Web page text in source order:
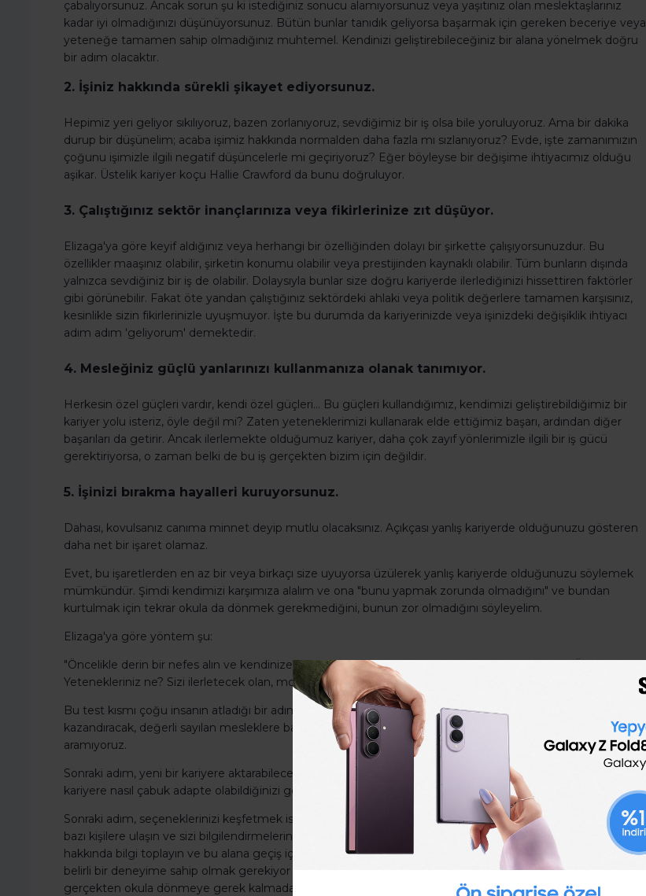
çabalıyorsunuz. Ancak sorun şu ki istediğiniz sonucu alamıyorsunuz veya yaşıtınız olan meslektaşlarınız
kadar iyi olmadığınızı düşünüyorsunuz. Bütün bunlar tanıdık geliyorsa başarmak için gereken beceriye veya
yeteneğe tamamen sahip olmadığınız muhtemel. Kendinizi geliştirebileceğiniz bir alana yönelmek doğru
bir adım olacaktır.
2. İşiniz hakkında sürekli şikayet ediyorsunuz.
Hepimiz yeri geliyor sıkılıyoruz, bazen zorlanıyoruz, sevdiğimiz bir iş olsa bile yoruluyoruz. Ama bir dakika
durup bir düşünelim; acaba işimiz hakkında normalden daha fazla mı sızlanıyoruz? Evde, işte zamanımızın
çoğunu işimizle ilgili negatif düşüncelerle mi geçiriyoruz? Eğer böyleyse bir değişime ihtiyacımız olduğu
aşikar. Üstelik kariyer koçu Hallie Crawford da bunu doğruluyor.
3. Çalıştığınız sektör inançlarınıza veya fikirlerinize zıt düşüyor.
Elizaga'ya göre keyif aldığınız veya herhangi bir özelliğinden dolayı bir şirkette çalışıyorsunuzdur. Bu
özellikler maaşınız olabilir, şirketin konumu olabilir veya prestijinden kaynaklı olabilir. Tüm bunların dışında
yalnızca sevdiğiniz bir iş de olabilir. Dolaysıyla bunlar size doğru kariyerde ilerlediğinizi hissettiren faktörler
gibi görünebilir. Fakat öte yandan çalıştığınız sektördeki ahlaki veya politik değerlere tamamen karşısınız,
kesinlikle sizin fikirlerinizle uyuşmuyor. İşte bu durumda da kariyerinizde veya işinizdeki değişiklik ihtiyacı
adım adım 'geliyorum' demektedir.
4. Mesleğiniz güçlü yanlarınızı kullanmanıza olanak tanımıyor.
Herkesin özel güçleri vardır, kendi özel güçleri... Bu güçleri kullandığımız, kendimizi geliştirebildiğimiz bir
kariyer yolu isteriz, öyle değil mi? Zaten yeteneklerimizi kullanarak elde ettiğimiz başarı, ardından diğer
başarıları da getirir. Ancak ilerlemekte olduğumuz kariyer, daha çok zayıf yönlerimizle ilgili bir iş gücü
gerektiriyorsa, o zaman belki de bu iş gerçekten bizim için değildir.
5. İşinizi bırakma hayalleri kuruyorsunuz.
Dahası, kovulsanız canıma minnet deyip mutlu olacaksınız. Açıkçası yanlış kariyerde olduğunuzu gösteren
daha net bir işaret olamaz.
Evet, bu işaretlerden en az bir veya birkaçı size uyuyorsa üzülerek yanlış kariyerde olduğunuzu söylemek
mümkündür. Şimdi kendimizi karşımıza alalım ve ona "bunu yapmak zorunda olmadığını" ve bundan
kurtulmak için tekrar okula da dönmek gerekmediğini, bunun zor olmadığını söyleyelim.
Elizaga'ya göre yöntem şu:
"Öncelikle derin bir nefes alın ve kendinize bir anket yapın. Kendinize sorun, Asıl kimliğiniz ne? Özünüz ne?
Yetenekleriniz ne? Sizi ilerletecek olan, motive eden şey ne? Sizi gerçekten ne mutlu eder?
Bu test kısmı çoğu insanın atladığı bir adım. Çünkü daha çok elimizde olan iş seçeneklerine veya para
kazandıracak, değerli sayılan mesleklere bakıyoruz. Kendi esas motivasyon kaynağımızın ne olduğunu
aramıyoruz.
Sonraki adım, yeni bir kariyere aktarabileceğiniz güçleriniz ve yeteneklerinizi değerlendirin. İnanın yeni bir
kariyere nasıl çabuk adapte olabildiğinizi gördüğünüzde siz de şaşıracaksınız.
Sonraki adım, seçeneklerinizi keşfetmek isteyebileceğiniz birkaç alanda daralttığınızda, bu sektörlerdeki
bazı kişilere ulaşın ve sizi bilgilendirmelerini rica edin, gerekirse görüşmeler yapın. Bu olası yeni yönler
hakkında bilgi toplayın ve bu alana geçiş için neler gerektiğini öğrenin. Hangi becerileri gerektiriyor veya
belirli bir deneyime sahip olmak gerekiyor mu, bunların bilgisini edinin. Belki de yalnızca bir iki dersle,
gerçekten okula dönmeye gerek kalmadan açığı kapatabilirsiniz.